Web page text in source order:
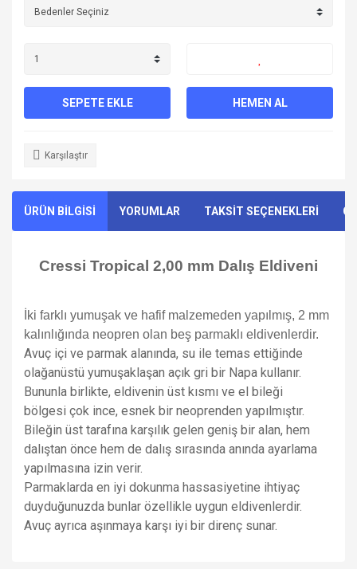
SEPETE EKLE HEMEN AL
Karşılaştır
ÜRÜN BİLGİSİ YORUMLAR TAKSİT SEÇENEKLERİ
Cressi Tropical 2,00 mm Dalış Eldiveni
İki farklı yumuşak ve hafif malzemeden yapılmış, 2 mm
kalınlığında neopren olan beş parmaklı eldivenlerdir.
Avuç içi ve parmak alanında, su ile temas ettiğinde
olağanüstü yumuşaklaşan açık gri bir Napa kullanır.
Bununla birlikte, eldivenin üst kısmı ve el bileği
bölgesi çok ince, esnek bir neoprenden yapılmıştır.
Bileğin üst tarafına karşılık gelen geniş bir alan, hem
dalıştan önce hem de dalış sırasında anında ayarlama
yapılmasına izin verir.
Parmaklarda en iyi dokunma hassasiyetine ihtiyaç
duyduğunuzda bunlar özellikle uygun eldivenlerdir.
Avuç ayrıca aşınmaya karşı iyi bir direnç sunar.